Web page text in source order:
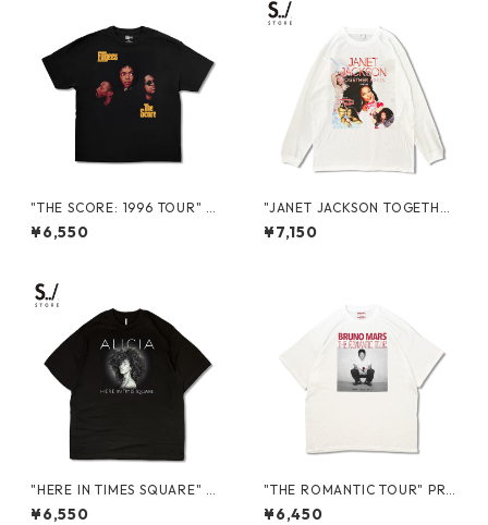
"THE SCORE: 1996 TOUR" 3
0 YEARS S/S TEE
¥6,550
"JANET JACKSON TOGETHE
R AGAIN JAPAN 2024" L/S T
EE
¥7,150
"HERE IN TIMES SQUARE" PR
OMO S/S TEE
¥6,550
"THE ROMANTIC TOUR" PR
OMO S/S TEE
¥6,450